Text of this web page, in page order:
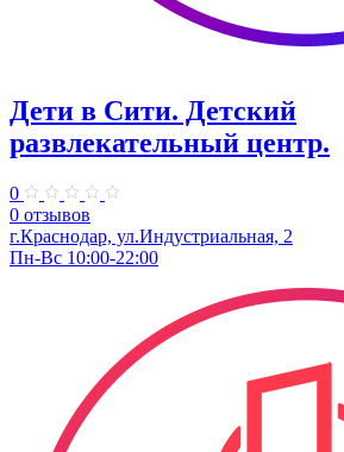
Дети в Сити. ​Детский
развлекательный центр.
0
0 отзывов
г.Краснодар, ул.Индустриальная, 2
Пн-Вс 10:00-22:00